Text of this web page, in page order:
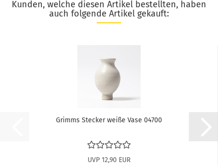
Kunden, welche diesen Artikel bestellten, haben
auch folgende Artikel gekauft:
Grimms Stecker weiße Vase 04700
UVP 12,90 EUR